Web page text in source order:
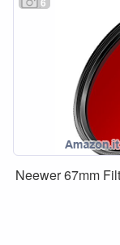
Neewer 67mm